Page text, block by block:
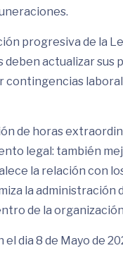
progresiva de la
deben actualizar sus
contingencias
de horas
legal: también
la relación con
la administración
de la
dia 8 de Mayo de